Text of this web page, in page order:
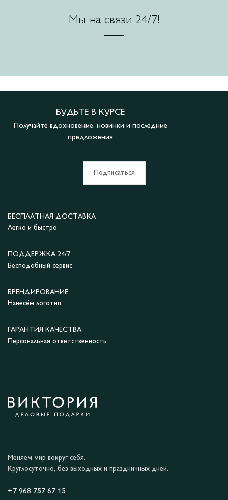
Мы на связи 24/7!
БУДЬТЕ В КУРСЕ
Получайте вдохновение, новинки и последние
предложения
Подписаться
БЕСПЛАТНАЯ ДОСТАВКА
Легко и быстро
ПОДДЕРЖКА 24/7
Бесподобный сервис
БРЕНДИРОВАНИЕ
Нанесём логотип
ГАРАНТИЯ КАЧЕСТВА
Персональная ответственность
Меняем мир вокруг себя.
Круглосуточно, без выходных и праздничных дней.
+7 968 757 67 15